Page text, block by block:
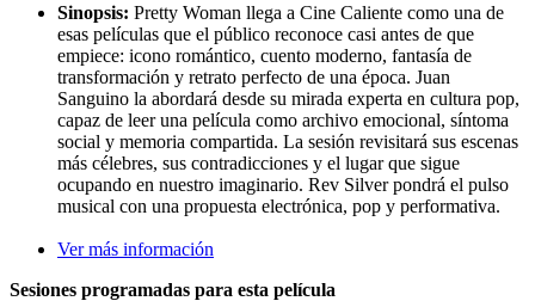
Sinopsis: Pretty Woman llega a Cine Caliente como una de
esas películas que el público reconoce casi antes de que
empiece: icono romántico, cuento moderno, fantasía de
transformación y retrato perfecto de una época. Juan
Sanguino la abordará desde su mirada experta en cultura pop,
capaz de leer una película como archivo emocional, síntoma
social y memoria compartida. La sesión revisitará sus escenas
más célebres, sus contradicciones y el lugar que sigue
ocupando en nuestro imaginario. Rev Silver pondrá el pulso
musical con una propuesta electrónica, pop y performativa.
Ver más información
Sesiones programadas para esta película